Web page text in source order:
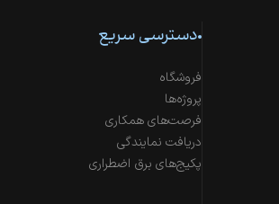
دسترسی سریع
فروشگاه
پروژه‌ها
فرصت‌های همکاری
دریافت نمایندگی
پکیج‌های برق اضطراری